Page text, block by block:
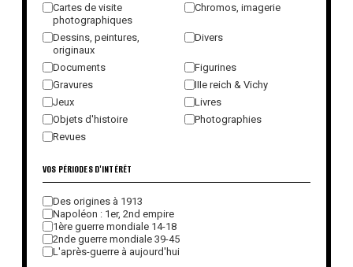
Cartes de visite
photographiques
Chromos, imagerie
Dessins, peintures,
originaux
Divers
Documents
Figurines
Gravures
IIIe reich & Vichy
Jeux
Livres
Objets d'histoire
Photographies
Revues
VOS PÉRIODES D'INTÉRÊT
Des origines à 1913
Napoléon : 1er, 2nd empire
1ère guerre mondiale 14-18
2nde guerre mondiale 39-45
L'après-guerre à aujourd'hui